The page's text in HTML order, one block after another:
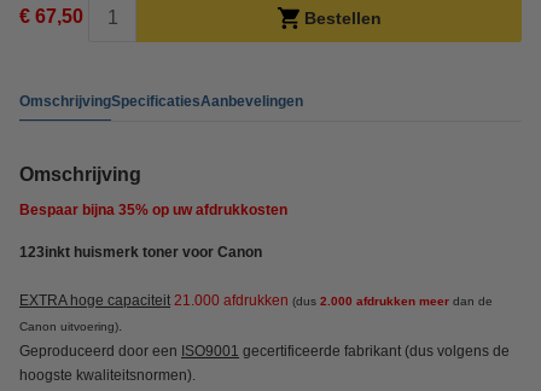
€ 67,50 Bestellen
OmschrijvingSpecificatiesAanbevelingen
Omschrijving
Bespaar bijna 35% op uw afdrukkosten
123inkt huismerk toner voor Canon
EXTRA hoge capaciteit 21.000 afdrukken (dus 2.000 afdrukken meer dan de
Canon uitvoering).
Geproduceerd door een ISO9001 gecertificeerde fabrikant (dus volgens de
hoogste kwaliteitsnormen).